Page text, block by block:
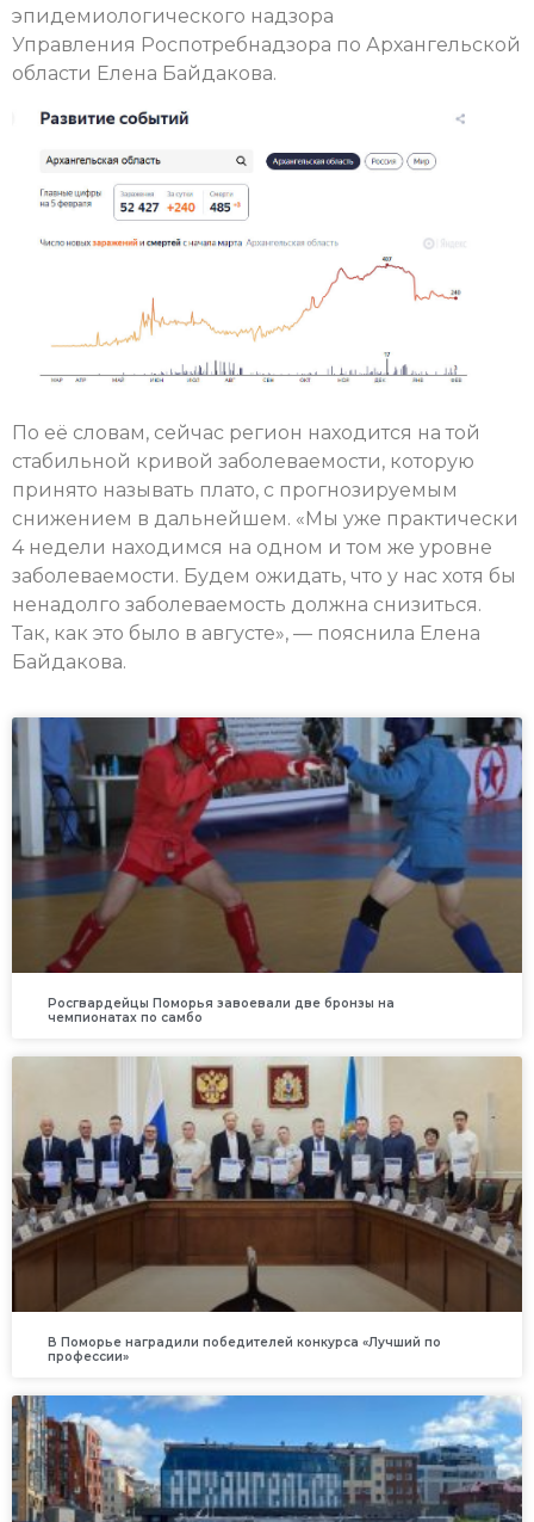
эпидемиологического надзора
Управления Роспотребнадзора по Архангельской
области Елена Байдакова.
По её словам, сейчас регион находится на той
стабильной кривой заболеваемости, которую
принято называть плато, с прогнозируемым
снижением в дальнейшем. «Мы уже практически
4 недели находимся на одном и том же уровне
заболеваемости. Будем ожидать, что у нас хотя бы
ненадолго заболеваемость должна снизиться.
Так, как это было в августе», — пояснила Елена
Байдакова.
Росгвардейцы Поморья завоевали две бронзы на
чемпионатах по самбо
В Поморье наградили победителей конкурса «Лучший по
профессии»